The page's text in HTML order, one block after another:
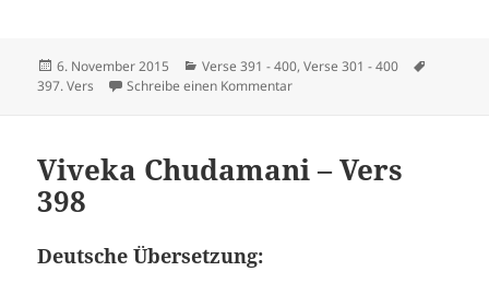
Veröffentlicht
am
6. November 2015 Kategorien
Verse 391 - 400,Verse 301 - 400
397. Vers
Schreibe einen Kommentarzu Viveka Chudamani – Vers 397
Viveka Chudamani – Vers
398
Deutsche Übersetzung: